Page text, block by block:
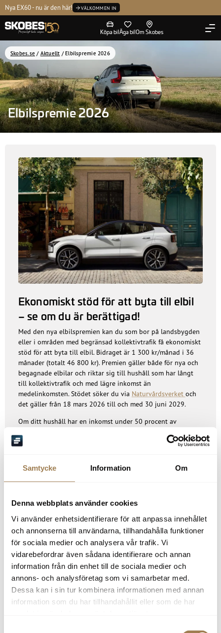
Samtycke Information Om
Denna webbplats använder cookies
Vi använder enhetsidentifierare för att anpassa innehållet
och annonserna till användarna, tillhandahålla funktioner
för sociala medier och analysera vår trafik. Vi
vidarebefordrar även sådana identifierare och annan
information från din enhet till de sociala medier och
annons- och analysföretag som vi samarbetar med.
Dessa kan i sin tur kombinera informationen med annan
information som du har tillhandahållit eller som de har
Nya EX60 - nu är den här! VÄLKOMMEN IN
Köpa bilÄga bilOm Skobes
Kontakta oss
Tvätta
Skobes.se / Aktuellt /Elbilspremie 2026
Elbilspremie 2026
Ekonomiskt stöd för att byta till elbil
– se om du är berättigad!
Med den nya elbilspremien kan du som bor på landsbygden
eller i områden med begränsad kollektivtrafik få ekonomiskt
stöd för att byta till elbil. Bidraget är 1 300 kr/månad i 36
månader (totalt 46 800 kr). Premien gäller både för nya och
begagnade elbilar och riktar sig till hushåll som har långt
till kollektivtrafik och med lägre inkomst än
medelinkomsten. Stödet söker du via Naturvårdsverket och
det gäller från 18 mars 2026 till och med 30 juni 2029.
Om ditt hushåll har en inkomst under 50 procent av
den första utbetalningen av bidraget. När ditt besked om
elbilspremien i efterhand, upp till två månader efter köp, om
kriterierna uppfylls.